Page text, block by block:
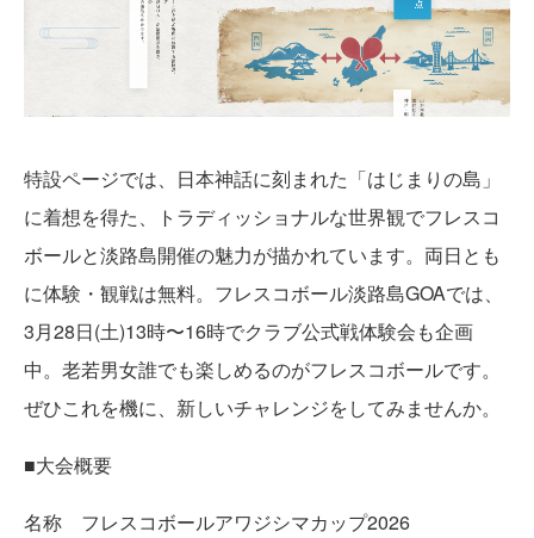
特設ページでは、日本神話に刻まれた「はじまりの島」
に着想を得た、トラディッショナルな世界観でフレスコ
ボールと淡路島開催の魅力が描かれています。両日とも
に体験・観戦は無料。フレスコボール淡路島GOAでは、
3月28日(土)13時〜16時でクラブ公式戦体験会も企画
中。老若男女誰でも楽しめるのがフレスコボールです。
ぜひこれを機に、新しいチャレンジをしてみませんか。
■大会概要
名称 フレスコボールアワジシマカップ2026